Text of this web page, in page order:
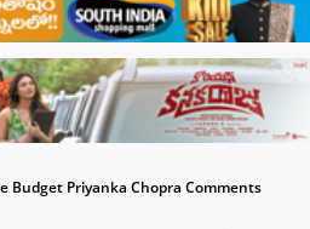
Budget Priyanka Chopra Comments